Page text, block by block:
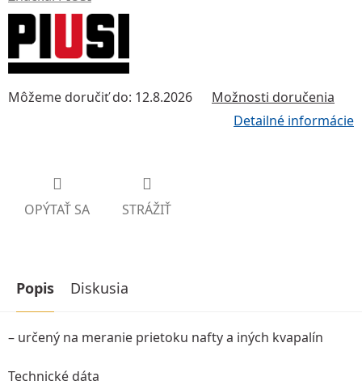
Môžeme doručiť do: 12.8.2026 Možnosti doručenia
Detailné informácie
OPÝTAŤ SA STRÁŽIŤ
Popis Diskusia
– určený na meranie prietoku nafty a iných kvapalín
Technické dáta